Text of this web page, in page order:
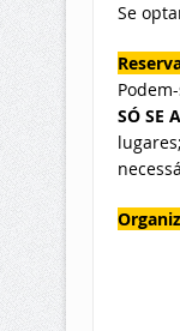
Se
SÓ SE